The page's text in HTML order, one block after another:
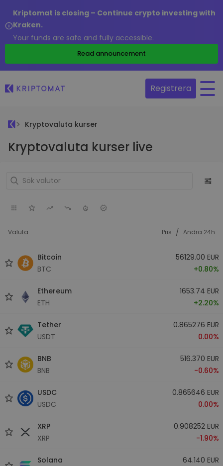
Kriptomat is closing – Continue crypto investing with
Kraken.
Your funds are safe and fully accessible.
Read announcement
Registrera
Kryptovaluta kurser
Kryptovaluta kurser live
Valuta Pris / Ändra 24h
Bitcoin
BTC
56129.00 EUR
+0.80%
Ethereum
ETH
1653.74 EUR
+2.20%
Tether
USDT
0.865276 EUR
0.00%
BNB
BNB
516.370 EUR
-0.60%
USDC
USDC
0.865646 EUR
0.00%
XRP
XRP
0.908252 EUR
-1.90%
Solana
64.140 EUR